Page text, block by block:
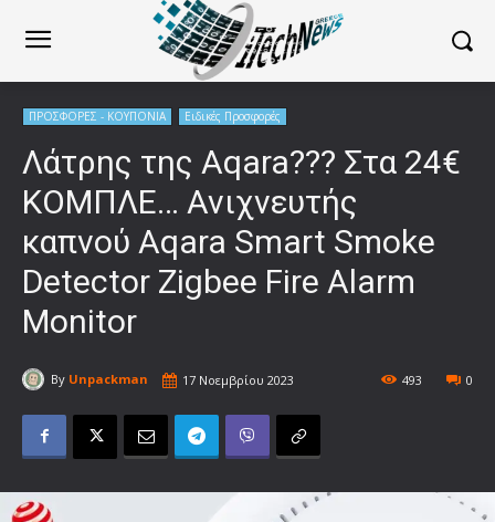
ΠΡΟΣΦΟΡΕΣ - ΚΟΥΠΟΝΙΑ Ειδικές Προσφορές
Λάτρης της Aqara??? Στα 24€
ΚΟΜΠΛΕ… Ανιχνευτής
καπνού Aqara Smart Smoke
Detector Zigbee Fire Alarm
Monitor
By Unpackman 17 Νοεμβρίου 2023 0
493